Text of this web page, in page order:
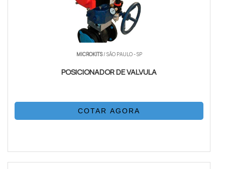
MICROKITS/ SÃO PAULO - SP
POSICIONADOR DE VALVULA
COTAR AGORA